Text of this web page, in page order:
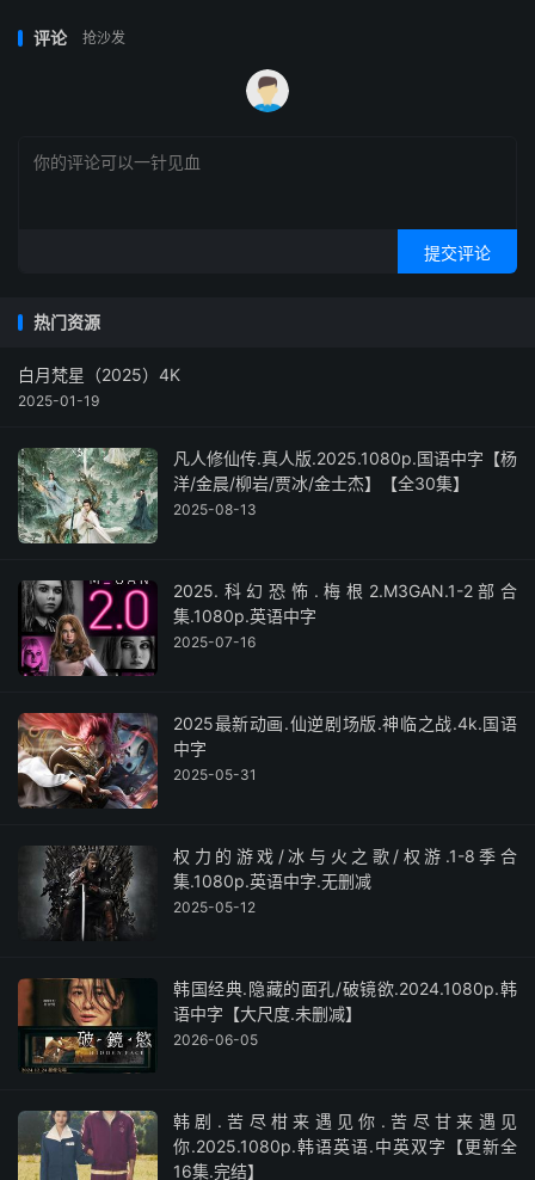
评论 抢沙发
提交评论
热门资源
白月梵星（2025）4K
2025-01-19
凡人修仙传.真人版.2025.1080p.国语中字【杨
洋/金晨/柳岩/贾冰/金士杰】【全30集】
2025-08-13
2025.科幻恐怖.梅根2.M3GAN.1-2部合
集.1080p.英语中字
2025-07-16
2025最新动画.仙逆剧场版.神临之战.4k.国语
中字
2025-05-31
权力的游戏/冰与火之歌/权游.1-8季合
集.1080p.英语中字.无删减
2025-05-12
韩国经典.隐藏的面孔/破镜欲.2024.1080p.韩
语中字【大尺度.未删减】
2026-06-05
韩剧.苦尽柑来遇见你.苦尽甘来遇见
你.2025.1080p.韩语英语.中英双字【更新全
16集.完结】